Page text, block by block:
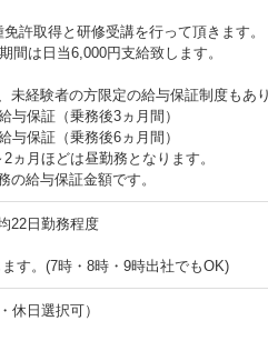
許取得と研修受講を行って頂きます。
間は日当6,000円支給致します。
未経験者の方限定の給与保証制度もあ
保証（乗務後3ヵ月間）
保証（乗務後6ヵ月間）
ヵ月ほどは昼勤務となります。
給与保証金額です。
22日勤務程度
す。(7時・8時・9時出社でもOK)
休日選択可）